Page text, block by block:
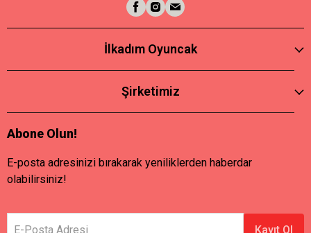
İlkadım Oyuncak
Şirketimiz
Abone Olun!
E-posta adresinizi bırakarak yeniliklerden haberdar
olabilirsiniz!
E-Posta Adresi Kayıt Ol